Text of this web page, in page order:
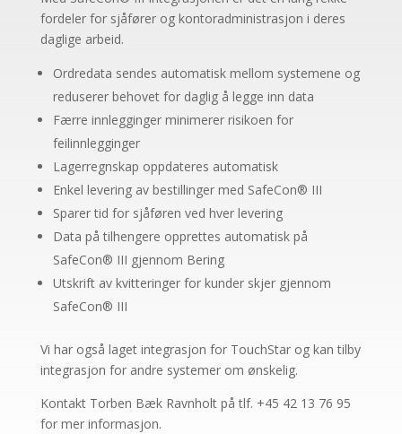
fordeler for sjåfører og kontoradministrasjon i deres
daglige arbeid.
Ordredata sendes automatisk mellom systemene og
reduserer behovet for daglig å legge inn data
Færre innlegginger minimerer risikoen for
feilinnlegginger
Lagerregnskap oppdateres automatisk
Enkel levering av bestillinger med SafeCon® III
Sparer tid for sjåføren ved hver levering
Data på tilhengere opprettes automatisk på
SafeCon® III gjennom Bering
Utskrift av kvitteringer for kunder skjer gjennom
SafeCon® III
Vi har også laget integrasjon for TouchStar og kan tilby
integrasjon for andre systemer om ønskelig.
Kontakt Torben Bæk Ravnholt på tlf. +45 42 13 76 95
for mer informasjon.